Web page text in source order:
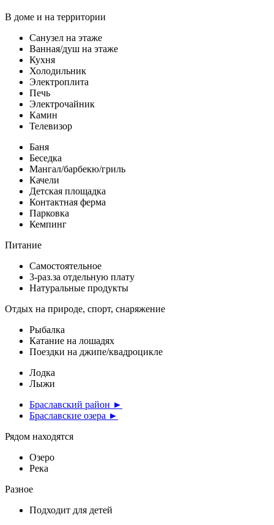
В доме и на территории
Санузел на этаже
Ванная/душ на этаже
Кухня
Холодильник
Электроплита
Печь
Электрочайник
Камин
Телевизор
Баня
Беседка
Мангал/барбекю/гриль
Качели
Детская площадка
Контактная ферма
Парковка
Кемпинг
Питание
Самостоятельное
3-раз.за отдельную плату
Натуральные продукты
Отдых на природе, спорт, снаряжение
Рыбалка
Катание на лошадях
Поездки на джипе/квадроцикле
Лодка
Лыжи
Браславский район ►
Браславские озера ►
Рядом находятся
Озеро
Река
Разное
Подходит для детей